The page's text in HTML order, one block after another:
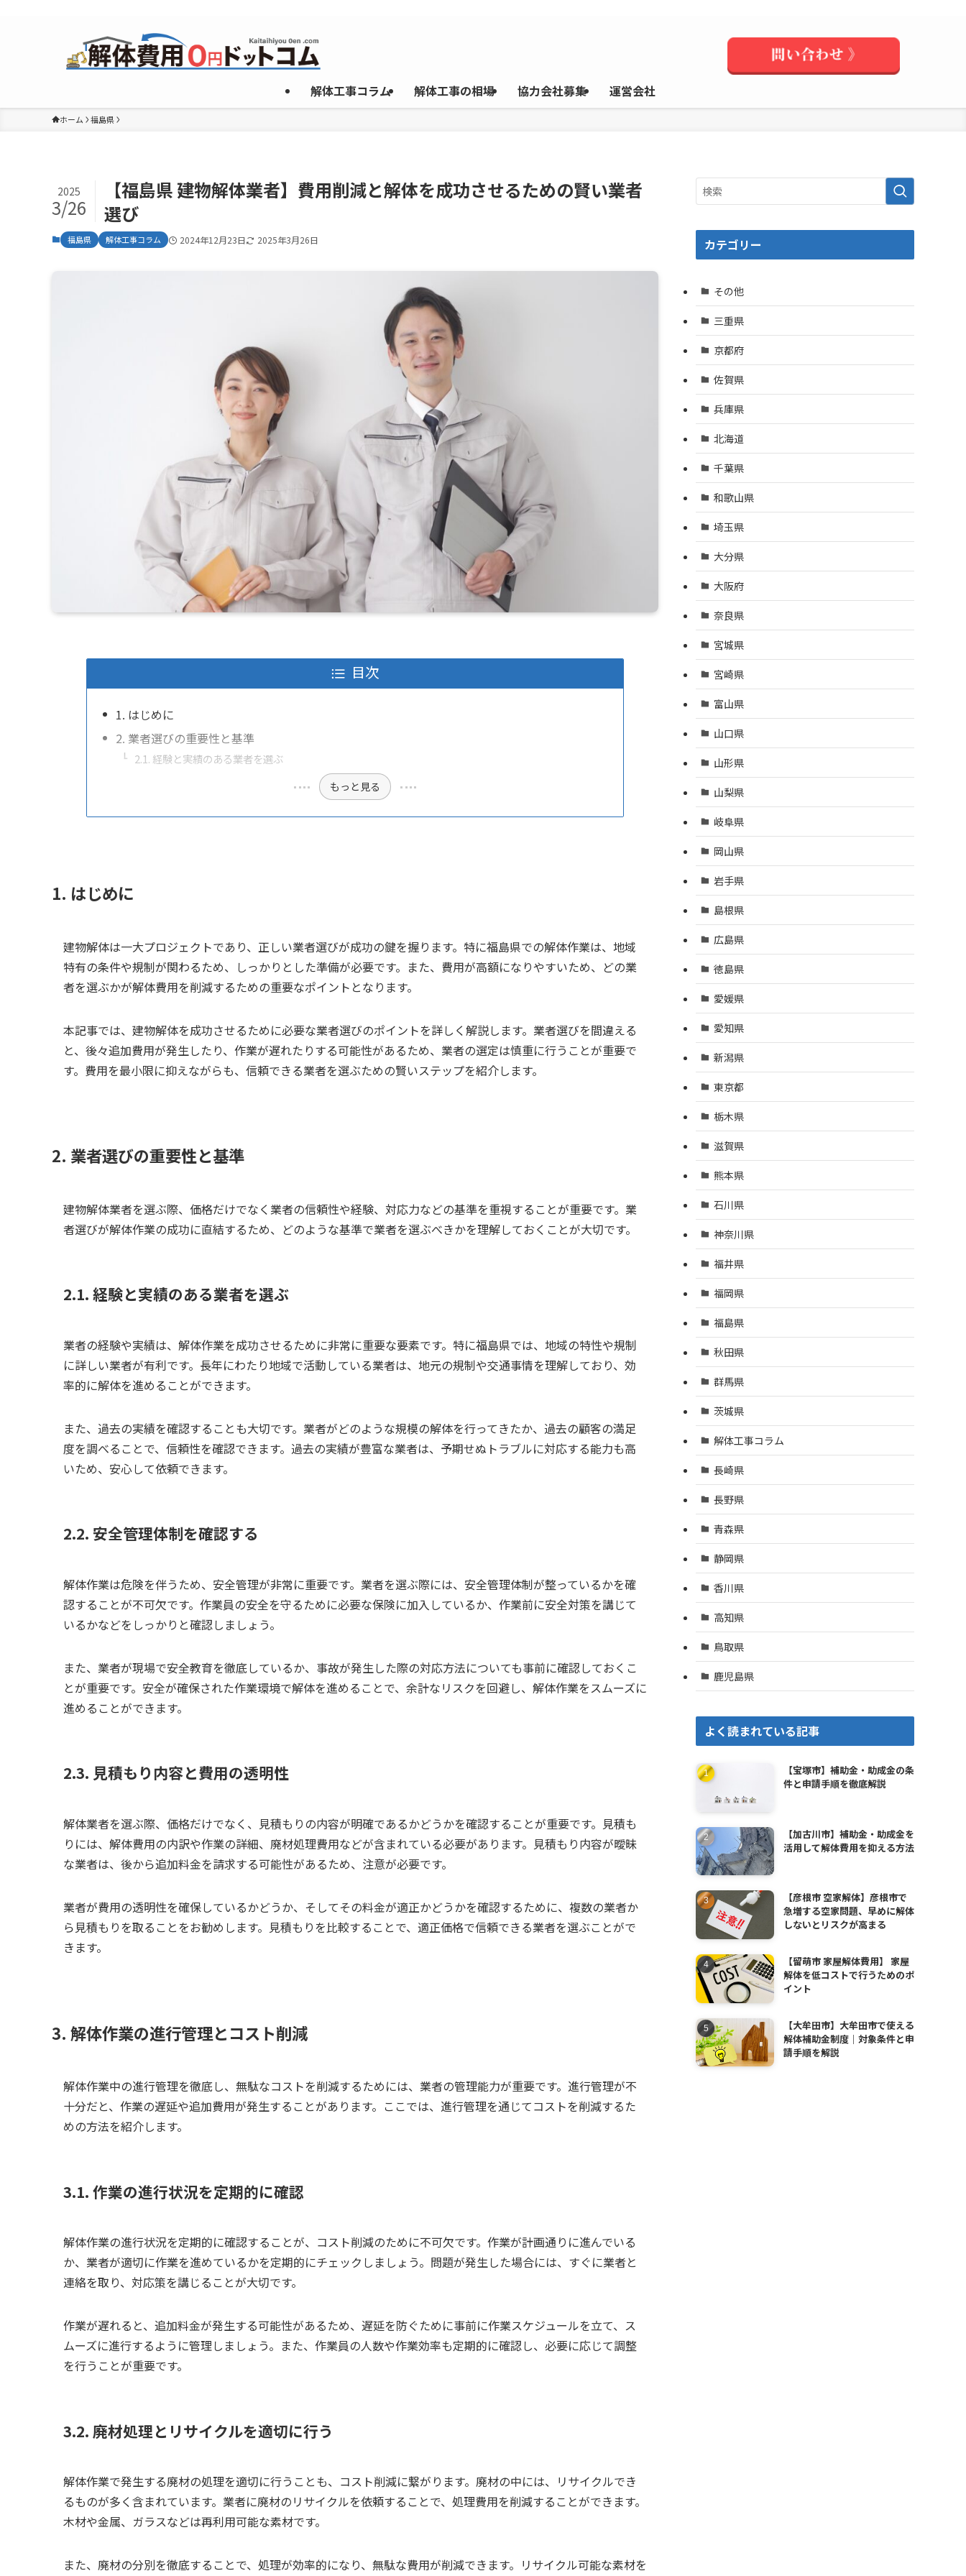
解体工事コラム 解体工事の相場 協力会社募集 運営会社
ホーム 福島県
【福島県 建物解体業者】費用削減と解体を成功させるための賢い業者
選び
2025
3/26
福島県 解体工事コラム 2024年12月23日 2025年3月26日
目次
1. はじめに
2. 業者選びの重要性と基準
2.1. 経験と実績のある業者を選ぶ
もっと見る
1. はじめに
建物解体は一大プロジェクトであり、正しい業者選びが成功の鍵を握ります。特に福島県での解体作業は、地域
特有の条件や規制が関わるため、しっかりとした準備が必要です。また、費用が高額になりやすいため、どの業
者を選ぶかが解体費用を削減するための重要なポイントとなります。
本記事では、建物解体を成功させるために必要な業者選びのポイントを詳しく解説します。業者選びを間違える
と、後々追加費用が発生したり、作業が遅れたりする可能性があるため、業者の選定は慎重に行うことが重要で
す。費用を最小限に抑えながらも、信頼できる業者を選ぶための賢いステップを紹介します。
2. 業者選びの重要性と基準
建物解体業者を選ぶ際、価格だけでなく業者の信頼性や経験、対応力などの基準を重視することが重要です。業
者選びが解体作業の成功に直結するため、どのような基準で業者を選ぶべきかを理解しておくことが大切です。
2.1. 経験と実績のある業者を選ぶ
業者の経験や実績は、解体作業を成功させるために非常に重要な要素です。特に福島県では、地域の特性や規制
に詳しい業者が有利です。長年にわたり地域で活動している業者は、地元の規制や交通事情を理解しており、効
率的に解体を進めることができます。
また、過去の実績を確認することも大切です。業者がどのような規模の解体を行ってきたか、過去の顧客の満足
度を調べることで、信頼性を確認できます。過去の実績が豊富な業者は、予期せぬトラブルに対応する能力も高
いため、安心して依頼できます。
2.2. 安全管理体制を確認する
解体作業は危険を伴うため、安全管理が非常に重要です。業者を選ぶ際には、安全管理体制が整っているかを確
認することが不可欠です。作業員の安全を守るために必要な保険に加入しているか、作業前に安全対策を講じて
いるかなどをしっかりと確認しましょう。
また、業者が現場で安全教育を徹底しているか、事故が発生した際の対応方法についても事前に確認しておくこ
とが重要です。安全が確保された作業環境で解体を進めることで、余計なリスクを回避し、解体作業をスムーズに
進めることができます。
2.3. 見積もり内容と費用の透明性
解体業者を選ぶ際、価格だけでなく、見積もりの内容が明確であるかどうかを確認することが重要です。見積も
りには、解体費用の内訳や作業の詳細、廃材処理費用などが含まれている必要があります。見積もり内容が曖昧
な業者は、後から追加料金を請求する可能性があるため、注意が必要です。
業者が費用の透明性を確保しているかどうか、そしてその料金が適正かどうかを確認するために、複数の業者か
ら見積もりを取ることをお勧めします。見積もりを比較することで、適正価格で信頼できる業者を選ぶことがで
きます。
3. 解体作業の進行管理とコスト削減
解体作業中の進行管理を徹底し、無駄なコストを削減するためには、業者の管理能力が重要です。進行管理が不
十分だと、作業の遅延や追加費用が発生することがあります。ここでは、進行管理を通じてコストを削減するた
めの方法を紹介します。
3.1. 作業の進行状況を定期的に確認
解体作業の進行状況を定期的に確認することが、コスト削減のために不可欠です。作業が計画通りに進んでいる
か、業者が適切に作業を進めているかを定期的にチェックしましょう。問題が発生した場合には、すぐに業者と
連絡を取り、対応策を講じることが大切です。
作業が遅れると、追加料金が発生する可能性があるため、遅延を防ぐために事前に作業スケジュールを立て、ス
ムーズに進行するように管理しましょう。また、作業員の人数や作業効率も定期的に確認し、必要に応じて調整
を行うことが重要です。
3.2. 廃材処理とリサイクルを適切に行う
解体作業で発生する廃材の処理を適切に行うことも、コスト削減に繋がります。廃材の中には、リサイクルでき
るものが多く含まれています。業者に廃材のリサイクルを依頼することで、処理費用を削減することができます。
木材や金属、ガラスなどは再利用可能な素材です。
また、廃材の分別を徹底することで、処理が効率的になり、無駄な費用が削減できます。リサイクル可能な素材を
カテゴリー
その他
三重県
京都府
佐賀県
兵庫県
北海道
千葉県
和歌山県
埼玉県
大分県
大阪府
奈良県
宮城県
宮崎県
富山県
山口県
山形県
山梨県
岐阜県
岡山県
岩手県
島根県
広島県
徳島県
愛媛県
愛知県
新潟県
東京都
栃木県
滋賀県
熊本県
石川県
神奈川県
福井県
福岡県
福島県
秋田県
群馬県
茨城県
解体工事コラム
長崎県
長野県
青森県
静岡県
香川県
高知県
鳥取県
鹿児島県
よく読まれている記事
【宝塚市】補助金・助成金の条
件と申請手順を徹底解説
【加古川市】補助金・助成金を
活用して解体費用を抑える方法
【彦根市 空家解体】彦根市で
急増する空家問題、早めに解体
しないとリスクが高まる
【留萌市 家屋解体費用】 家屋
解体を低コストで行うためのポ
イント
【大牟田市】大牟田市で使える
解体補助金制度｜対象条件と申
請手順を解説